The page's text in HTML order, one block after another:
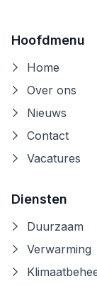
Hoofdmenu
Home
Over ons
Nieuws
Contact
Vacatures
Diensten
Duurzaam
Verwarming